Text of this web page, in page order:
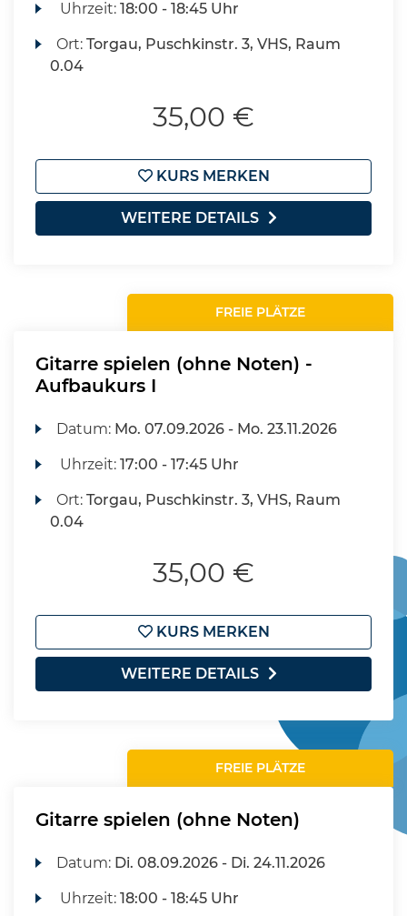
Uhrzeit:18:00 - 18:45 Uhr
Ort:Torgau, Puschkinstr. 3, VHS, Raum
0.04
35,00 €
KURS MERKEN
WEITERE DETAILS
FREIE PLÄTZE
Gitarre spielen (ohne Noten) -
Aufbaukurs I
Datum: Mo. 07.09.2026 - Mo. 23.11.2026
Uhrzeit:17:00 - 17:45 Uhr
Ort:Torgau, Puschkinstr. 3, VHS, Raum
0.04
35,00 €
KURS MERKEN
WEITERE DETAILS
FREIE PLÄTZE
Gitarre spielen (ohne Noten)
Datum: Di. 08.09.2026 - Di. 24.11.2026
Uhrzeit:18:00 - 18:45 Uhr